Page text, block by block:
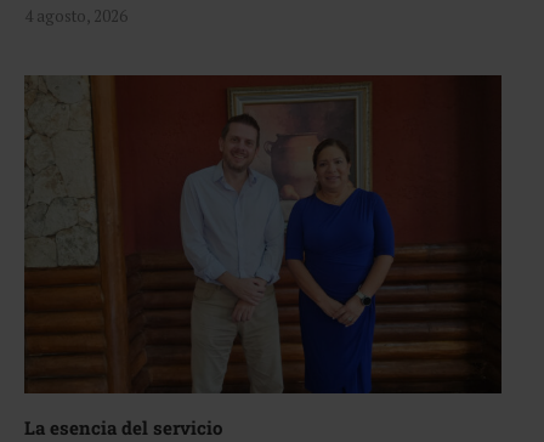
4 agosto, 2026
La esencia del servicio